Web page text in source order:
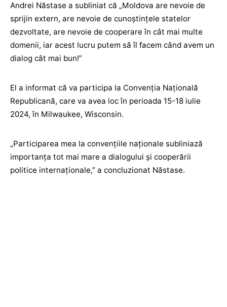
Andrei Năstase a subliniat că „Moldova are nevoie de
sprijin extern, are nevoie de cunoștințele statelor
dezvoltate, are nevoie de cooperare în cât mai multe
domenii, iar acest lucru putem să îl facem când avem un
dialog cât mai bun!”
El a informat că va participa la Convenția Națională
Republicană, care va avea loc în perioada 15-18 iulie
2024, în Milwaukee, Wisconsin.
„Participarea mea la convențiile naționale subliniază
importanța tot mai mare a dialogului și cooperării
politice internaționale,” a concluzionat Năstase.